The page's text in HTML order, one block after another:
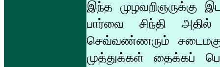
இந்த முழவறிஞருக்கு
பார்வை சிந்தி அதில்
செவ்வண்ணரும்
முத்துக்கள் தைக்கப்